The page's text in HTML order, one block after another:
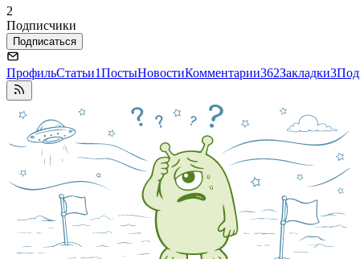
2
Подписчики
Подписаться
ПрофильСтатьи1ПостыНовостиКомментарии362Закладки3